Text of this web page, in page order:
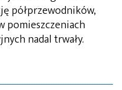
półprzewodników,
pomieszczeniach
nadal trwały.